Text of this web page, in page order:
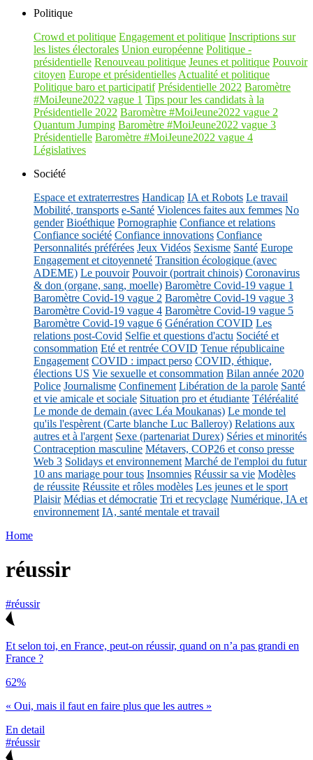
Politique
Crowd et politique Engagement et politique Inscriptions sur
les listes électorales Union européenne Politique -
présidentielle Renouveau politique Jeunes et politique Pouvoir
citoyen Europe et présidentielles Actualité et politique
Politique baro et participatif Présidentielle 2022 Baromètre
#MoiJeune2022 vague 1 Tips pour les candidats à la
Présidentielle 2022 Baromètre #MoiJeune2022 vague 2
Quantum Jumping Baromètre #MoiJeune2022 vague 3
Présidentielle Baromètre #MoiJeune2022 vague 4
Législatives
Société
Espace et extraterrestres Handicap IA et Robots Le travail
Mobilité, transports e-Santé Violences faites aux femmes No
gender Bioéthique Pornographie Confiance et relations
Confiance société Confiance innovations Confiance
Personnalités préférées Jeux Vidéos Sexisme Santé Europe
Engagement et citoyenneté Transition écologique (avec
ADEME) Le pouvoir Pouvoir (portrait chinois) Coronavirus
& don (organe, sang, moelle) Baromètre Covid-19 vague 1
Baromètre Covid-19 vague 2 Baromètre Covid-19 vague 3
Baromètre Covid-19 vague 4 Baromètre Covid-19 vague 5
Baromètre Covid-19 vague 6 Génération COVID Les
relations post-Covid Selfie et questions d'actu Société et
consommation Eté et rentrée COVID Tenue républicaine
Engagement COVID : impact perso COVID, éthique,
élections US Vie sexuelle et consommation Bilan année 2020
Police Journalisme Confinement Libération de la parole Santé
et vie amicale et sociale Situation pro et étudiante Téléréalité
Le monde de demain (avec Léa Moukanas) Le monde tel
qu'ils l'espèrent (Carte blanche Luc Balleroy) Relations aux
autres et à l'argent Sexe (partenariat Durex) Séries et minorités
Contraception masculine Métavers, COP26 et conso presse
Web 3 Solidays et environnement Marché de l'emploi du futur
10 ans mariage pour tous Insomnies Réussir sa vie Modèles
de réussite Réussite et rôles modèles Les jeunes et le sport
Plaisir Médias et démocratie Tri et recyclage Numérique, IA et
environnement IA, santé mentale et travail
Home
réussir
#réussir
Et selon toi, en France, peut-on réussir, quand on n’a pas grandi en
France ?
62%
« Oui, mais il faut en faire plus que les autres »
En detail
#réussir